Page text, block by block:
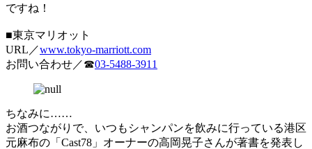
ですね！
■東京マリオット
URL／www.tokyo-marriott.com
お問い合わせ／☎03-5488-3911
ちなみに……
お酒つながりで、いつもシャンパンを飲みに行っている港区
元麻布の「Cast78」オーナーの高岡晃子さんが著書を発表し